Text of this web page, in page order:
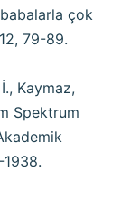
çok
79-89.
Kaymaz,
Spektrum